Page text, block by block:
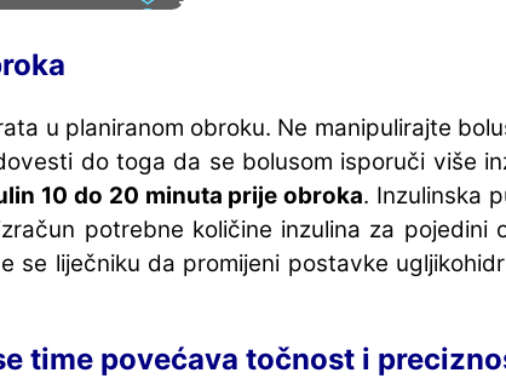
u planiranom obroku. Ne manipulirajte
do toga da se bolusom isporuči više
10 do 20 minuta prije obroka. Inzulinska
potrebne količine inzulina za pojedini
se liječniku da promijeni postavke
time povećava točnost i